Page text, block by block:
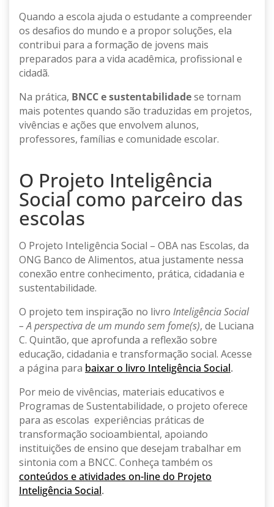
Quando a escola ajuda o estudante a compreender
os desafios do mundo e a propor soluções, ela
contribui para a formação de jovens mais
preparados para a vida acadêmica, profissional e
cidadã.
Na prática, BNCC e sustentabilidadese tornam
mais potentes quando são traduzidas em projetos,
vivências e ações que envolvem alunos,
professores, famílias e comunidade escolar.
O Projeto Inteligência
Social como parceiro das
escolas
O Projeto Inteligência Social – OBA nas Escolas, da
ONG Banco de Alimentos, atua justamente nessa
conexão entre conhecimento, prática, cidadania e
sustentabilidade.
O projeto tem inspiração no livro Inteligência Social
– A perspectiva de um mundo sem fome(s), de Luciana
C. Quintão, que aprofunda a reflexão sobre
educação, cidadania e transformação social. Acesse
a página para baixar o livro Inteligência Social.
Por meio de vivências, materiais educativos e
Programas de Sustentabilidade, o projeto oferece
para as escolas experiências práticas de
transformação socioambiental, apoiando
instituições de ensino que desejam trabalhar em
sintonia com a BNCC. Conheça também os
conteúdos e atividades on-line do Projeto
Inteligência Social.